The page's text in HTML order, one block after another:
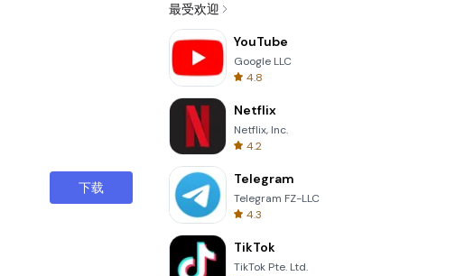
下载
最受欢迎
YouTube
Google LLC
4.8
Netflix
Netflix, Inc.
4.2
Telegram
Telegram FZ-LLC
4.3
TikTok
TikTok Pte. Ltd.